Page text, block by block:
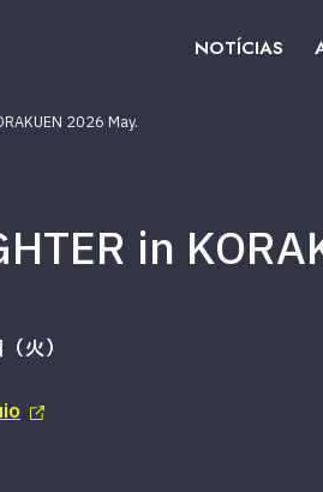
NOTÍCIAS
2026 May.
in
火）